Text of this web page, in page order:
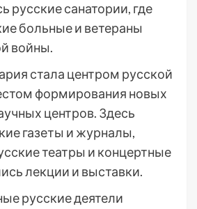
русские санатории, где
больные и ветераны
войны.
стала центром русской
формирования новых
центров. Здесь
газеты и журналы,
театры и концертные
лекции и выставки.
русские деятели